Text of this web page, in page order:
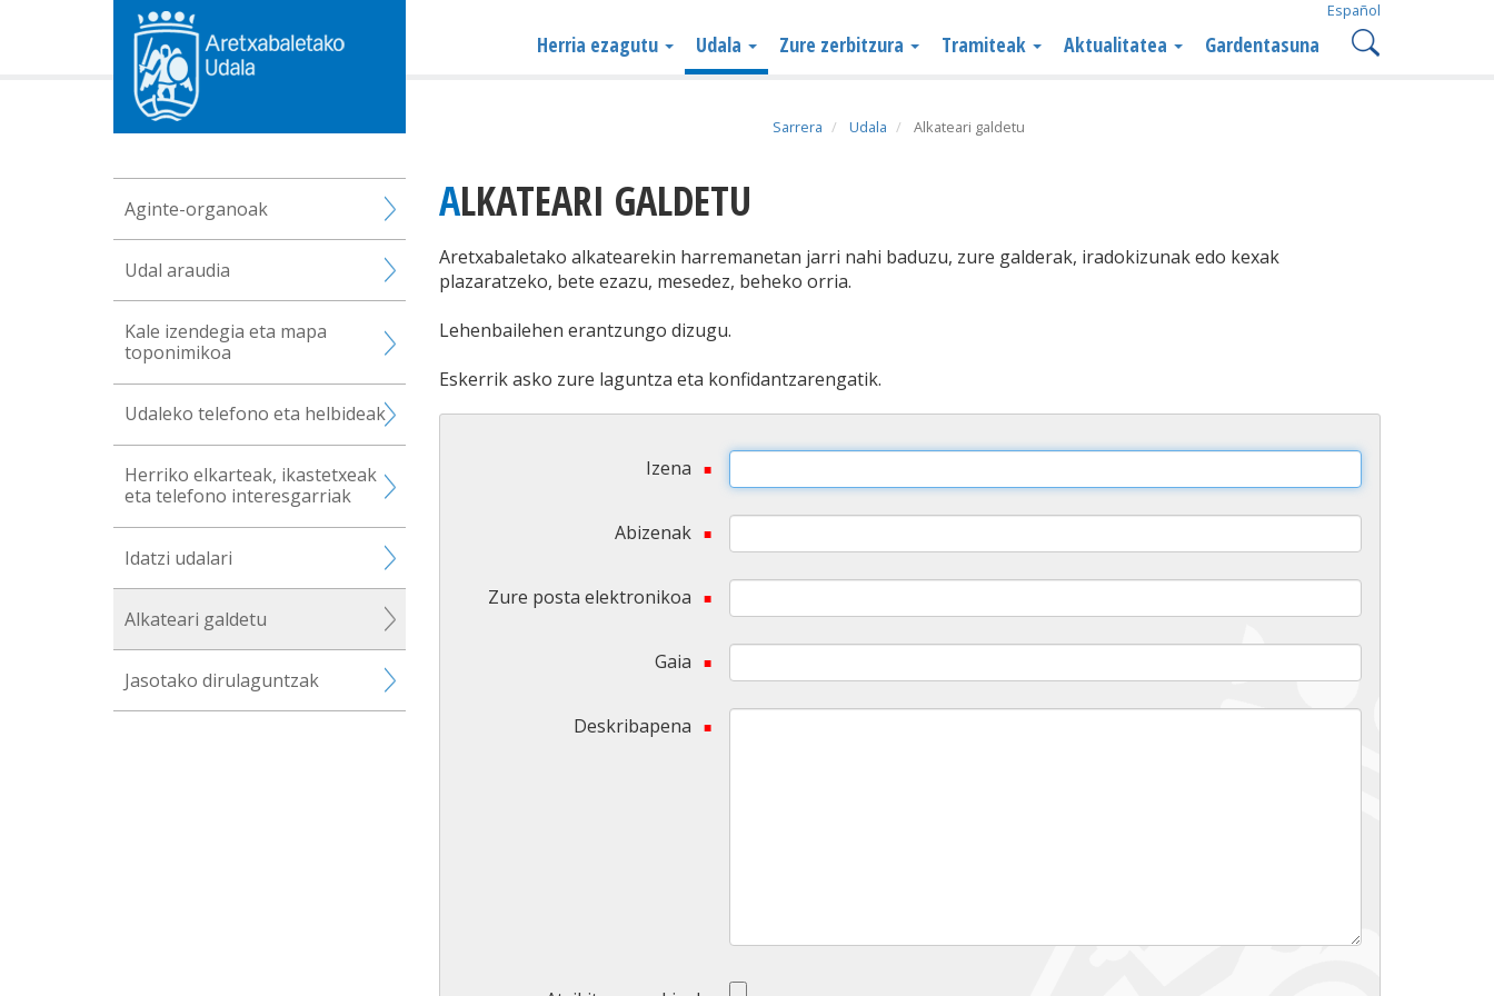
Español
Herria ezagutu Udala Zure zerbitzura Tramiteak Aktualitatea Gardentasuna
Sarrera Udala Alkateari galdetu
ALKATEARI GALDETU
Aretxabaletako alkatearekin harremanetan jarri nahi baduzu, zure galderak, iradokizunak edo kexak
plazaratzeko, bete ezazu, mesedez, beheko orria.
Lehenbailehen erantzungo dizugu.
Eskerrik asko zure laguntza eta konfidantzarengatik.
Izena
Abizenak
Zure posta elektronikoa
Gaia
Deskribapena
Aginte-organoak
Udal araudia
Kale izendegia eta mapa
toponimikoa
Udaleko telefono eta helbideak
Herriko elkarteak, ikastetxeak
eta telefono interesgarriak
Idatzi udalari
Alkateari galdetu
Jasotako dirulaguntzak